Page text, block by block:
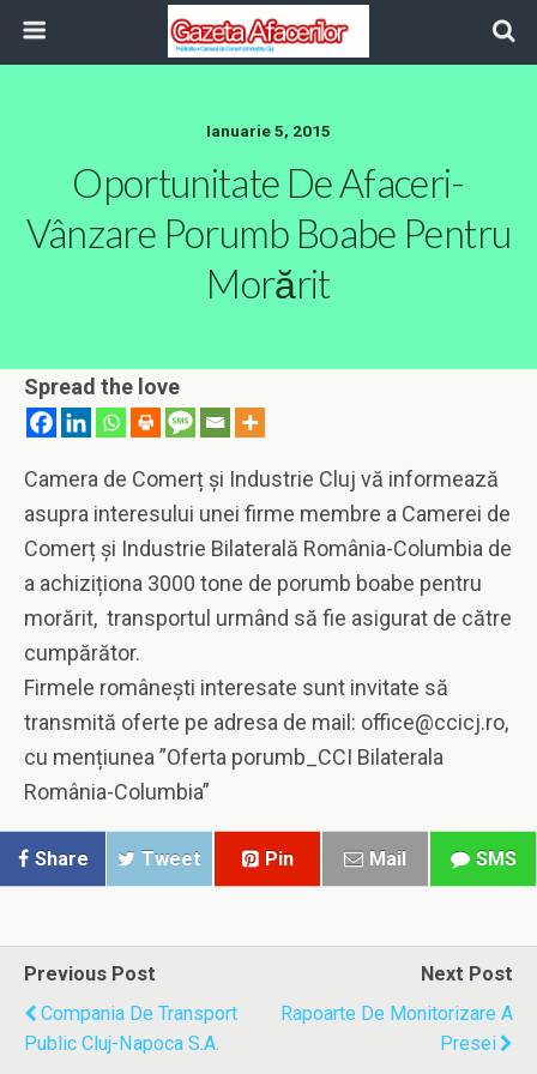
Ianuarie 5, 2015
Oportunitate De Afaceri-
Vânzare Porumb Boabe Pentru
Morărit
Spread the love
Camera de Comerț și Industrie Cluj vă informează
asupra interesului unei firme membre a Camerei de
Comerț și Industrie Bilaterală România-Columbia de
a achiziționa 3000 tone de porumb boabe pentru
morărit, transportul urmând să fie asigurat de către
cumpărător.
Firmele românești interesate sunt invitate să
transmită oferte pe adresa de mail: office@ccicj.ro,
cu mențiunea ”Oferta porumb_CCI Bilaterala
România-Columbia”
Share Tweet Pin Mail SMS
Previous Post
Compania De Transport
Public Cluj-Napoca S.A.
Next Post
Rapoarte De Monitorizare A
Presei